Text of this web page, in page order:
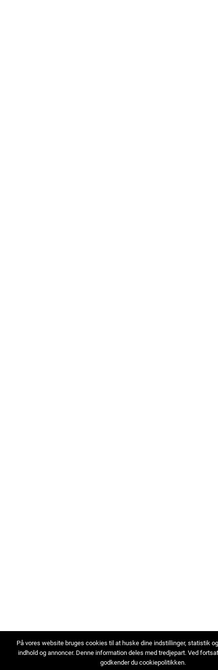
På vores website bruges cookies til at huske dine indstillinger, statistik
indhold og annoncer. Denne information deles med tredjepart. Ved
godkender du cookiepolitikken.